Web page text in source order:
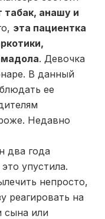
табак, анашу и
эта пациентка
. Девочка
В данный
ее
Недавно
два года
упустила.
непросто,
реагировать на
сына или